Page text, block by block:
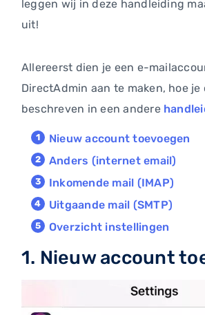
leggen wij in deze handleiding
uit!
Allereerst dien je een e-
DirectAdmin aan te maken, hoe
beschreven in een andere
Nieuw account toevoegen
Anders (internet email)
Inkomende mail (IMAP)
Uitgaande mail (SMTP)
Overzicht instellingen
1. Nieuw account